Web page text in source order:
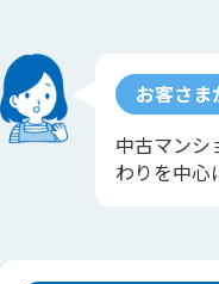
お客さま
中古マンシ
わりを中心